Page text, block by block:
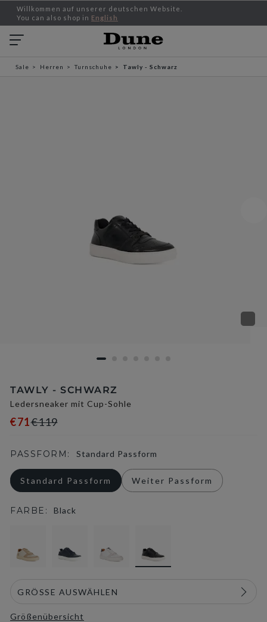
Willkommen auf unserer deutschen Website.
You can also shop in English
Sale Herren Turnschuhe Tawly - Schwarz
TAWLY - SCHWARZ
Ledersneaker mit Cup-Sohle
€71€119
PASSFORM: Standard Passform
Standard Passform Weiter Passform
FARBE: Black
Größenübersicht